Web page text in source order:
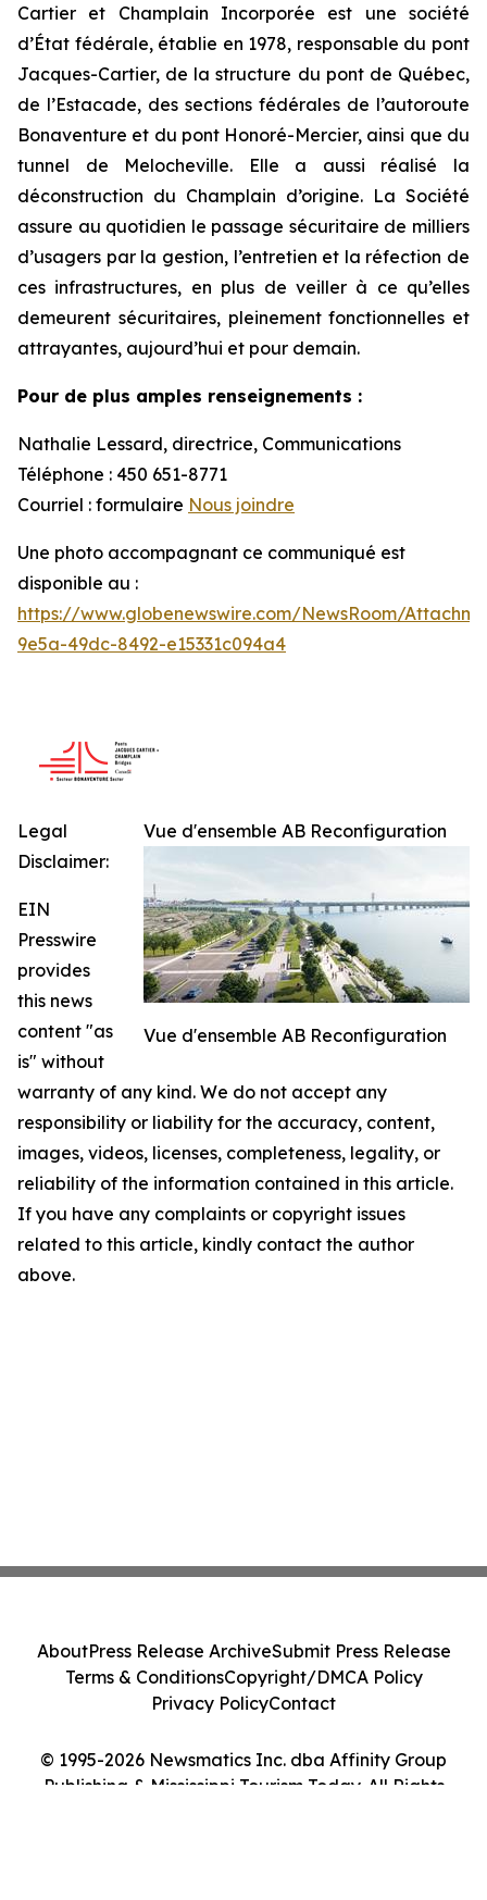
Cartier et Champlain Incorporée est une société
d’État fédérale, établie en 1978, responsable du pont
Jacques-Cartier, de la structure du pont de Québec,
de l’Estacade, des sections fédérales de l’autoroute
Bonaventure et du pont Honoré-Mercier, ainsi que du
tunnel de Melocheville. Elle a aussi réalisé la
déconstruction du Champlain d’origine. La Société
assure au quotidien le passage sécuritaire de milliers
d’usagers par la gestion, l’entretien et la réfection de
ces infrastructures, en plus de veiller à ce qu’elles
demeurent sécuritaires, pleinement fonctionnelles et
attrayantes, aujourd’hui et pour demain.
Pour de plus amples renseignements :
Nathalie Lessard, directrice, Communications
Téléphone : 450 651-8771
Courriel : formulaire Nous joindre
Une photo accompagnant ce communiqué est
disponible au :
https://www.globenewswire.com/NewsRoom/
9e5a-49dc-8492-e15331c094a4
Vue d'ensemble AB Reconfiguration
Vue d'ensemble AB Reconfiguration
Legal
Disclaimer:
EIN
Presswire
provides
this news
content "as
is" without
warranty of any kind. We do not accept any
responsibility or liability for the accuracy, content,
images, videos, licenses, completeness, legality, or
reliability of the information contained in this article.
If you have any complaints or copyright issues
related to this article, kindly contact the author
above.
© 1995-2026 Newsmatics Inc. dba Affinity Group
Publishing & Mississippi Tourism Today. All Rights
AboutPress Release ArchiveSubmit Press Release
Terms & ConditionsCopyright/DMCA Policy
Privacy PolicyContact